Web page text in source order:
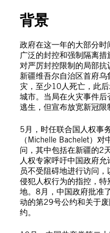
背景
政府在这一年的大部分
广泛的封控和强制隔离
对严厉封控限制的局部
新疆维吾尔自治区首府
灾，至少10人死亡，此
城市。当局在火灾事件
逃生，但宣布放宽新冠限
5月，时任联合国人权事
（Michelle Bachelet）
问，其中包括在新疆的2
人权专家呼吁中国政府
员不受阻碍地进行访问
侵犯人权行为的指控，
地。8月，中国政府批准
动的第29号公约和关于
约。